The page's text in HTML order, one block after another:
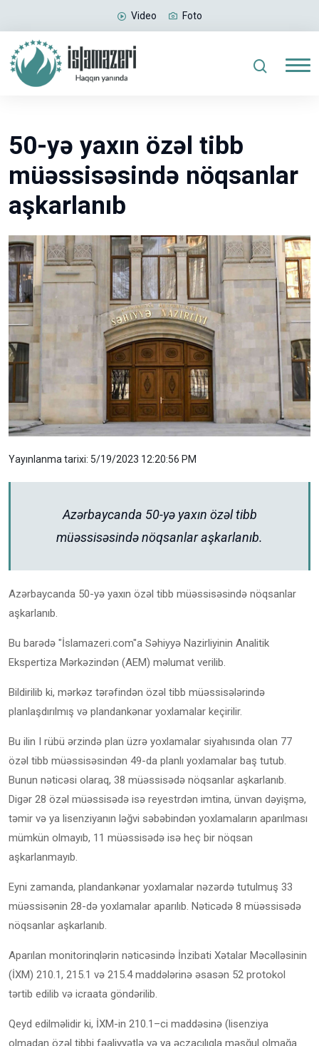
Video Foto
50-yə yaxın özəl tibb
müəssisəsində nöqsanlar
aşkarlanıb
Yayınlanma tarixi: 5/19/2023 12:20:56 PM
Azərbaycanda 50-yə yaxın özəl tibb
müəssisəsində nöqsanlar aşkarlanıb.
Azərbaycanda 50-yə yaxın özəl tibb müəssisəsində nöqsanlar
aşkarlanıb.
Bu barədə "İslamazeri.com"a Səhiyyə Nazirliyinin Analitik
Ekspertiza Mərkəzindən (AEM) məlumat verilib.
Bildirilib ki, mərkəz tərəfindən özəl tibb müəssisələrində
planlaşdırılmış və plandankənar yoxlamalar keçirilir.
Bu ilin I rübü ərzində plan üzrə yoxlamalar siyahısında olan 77
özəl tibb müəssisəsindən 49-da planlı yoxlamalar baş tutub.
Bunun nəticəsi olaraq, 38 müəssisədə nöqsanlar aşkarlanıb.
Digər 28 özəl müəssisədə isə reyestrdən imtina, ünvan dəyişmə,
təmir və ya lisenziyanın ləğvi səbəbindən yoxlamaların aparılması
mümkün olmayıb, 11 müəssisədə isə heç bir nöqsan
aşkarlanmayıb.
Eyni zamanda, plandankənar yoxlamalar nəzərdə tutulmuş 33
müəssisənin 28-də yoxlamalar aparılıb. Nəticədə 8 müəssisədə
nöqsanlar aşkarlanıb.
Aparılan monitorinqlərin nəticəsində İnzibati Xətalar Məcəlləsinin
(İXM) 210.1, 215.1 və 215.4 maddələrinə əsasən 52 protokol
tərtib edilib və icraata göndərilib.
Qeyd edilməlidir ki, İXM-in 210.1–ci maddəsinə (lisenziya
olmadan özəl tibbi fəaliyyətlə və ya əczaçılıqla məşğul olmağa